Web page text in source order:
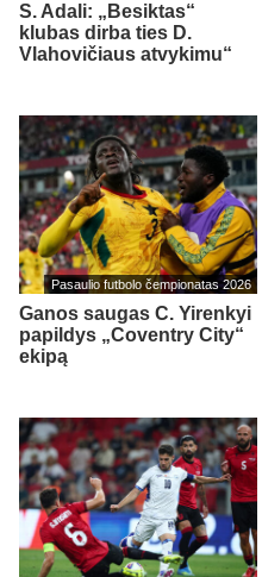
S. Adali: „Besiktas“
klubas dirba ties D.
Vlahovičiaus atvykimu“
Pasaulio futbolo čempionatas 2026
Ganos saugas C. Yirenkyi
papildys „Coventry City“
ekipą